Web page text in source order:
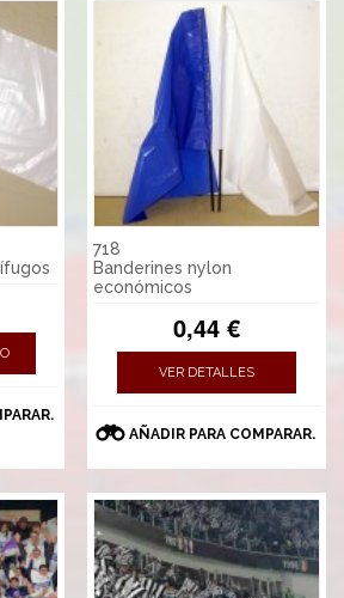
718
Banderines nylon
económicos
0,44 €
VER DETALLES
AÑADIR PARA COMPARAR.